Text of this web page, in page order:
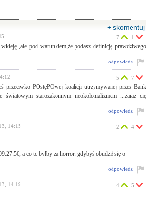
+ skomentuj
,ale pod warunkiem,że podasz definicję prawdziwego
7 1
odpowiedz
przeciwko POstęPOwej koalicji utrzymywanej przez Bank
światowym starozakonnym neokolonializmem ...zaraz cię
5 7
odpowiedz
14:15
a co to byłby za horror, gdybyś obudził się o
2 4
odpowiedz
14:19 4 5